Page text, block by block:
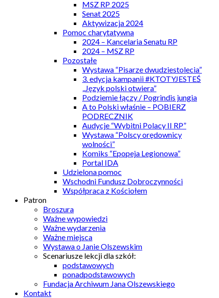
MSZ RP 2025
Senat 2025
Aktywizacja 2024
Pomoc charytatywna
2024 – Kancelaria Senatu RP
2024 – MSZ RP
Pozostałe
Wystawa “Pisarze dwudziestolecia”
3. edycja kampanii #KTOTYJESTEŚ
„Język polski otwiera”
Podziemie łączy / Pogrindis jungia
A to Polski właśnie – POBIERZ
PODRECZNIK
Audycje “Wybitni Polacy II RP”
Wystawa “Polscy orędownicy
wolności”
Komiks “Epopeja Legionowa”
Portal IDA
Udzielona pomoc
Wschodni Fundusz Dobroczynności
Współpraca z Kościołem
Patron
Broszura
Ważne wypowiedzi
Ważne wydarzenia
Ważne miejsca
Wystawa o Janie Olszewskim
Scenariusze lekcji dla szkół:
podstawowych
ponadpodstawowych
Fundacja Archiwum Jana Olszewskiego
Kontakt